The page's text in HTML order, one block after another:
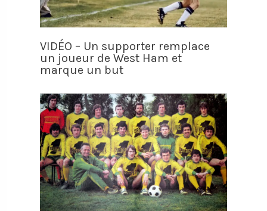
VIDÉO – Un supporter remplace
un joueur de West Ham et
marque un but